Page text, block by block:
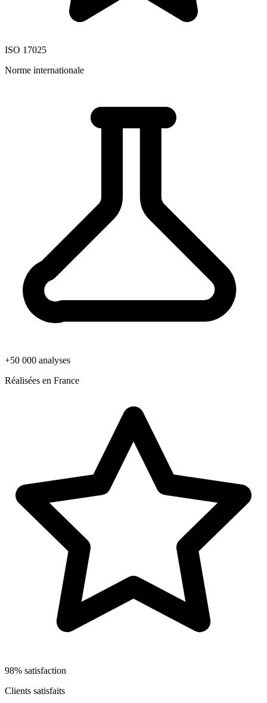
ISO 17025
Norme internationale
+50 000 analyses
Réalisées en France
98% satisfaction
Clients satisfaits